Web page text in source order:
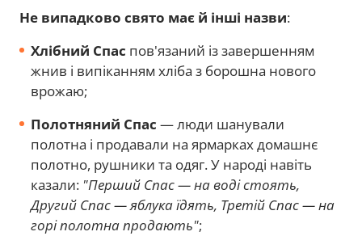
Не випадково свято має й інші назви:
Хлібний Спас пов'язаний із завершенням
жнив і випіканням хліба з борошна нового
врожаю;
Полотняний Спас — люди шанували
полотна і продавали на ярмарках домашнє
полотно, рушники та одяг. У народі навіть
казали: "Перший Спас — на воді стоять,
Другий Спас — яблука їдять, Третій Спас — на
горі полотна продають";